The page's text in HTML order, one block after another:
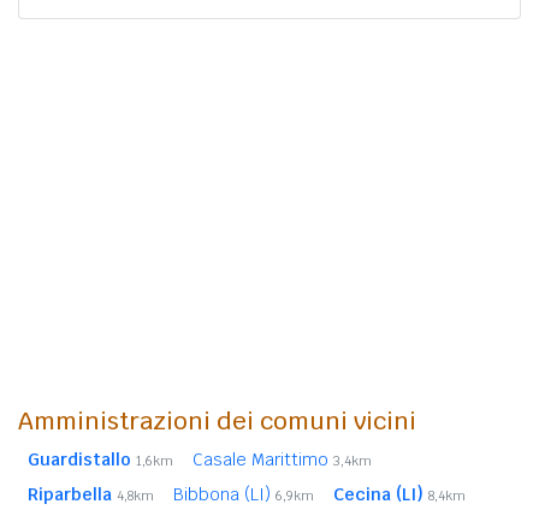
Amministrazioni dei comuni vicini
Guardistallo 1,6km Casale Marittimo 3,4km
Riparbella 4,8km Bibbona (LI) 6,9km Cecina (LI) 8,4km